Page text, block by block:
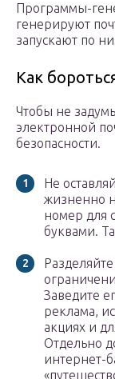
Программы-
генерируют
запускают по
Как
Чтобы не
электронной
безопасности.
Не
жизненно
номер для
буквами.
Заведите
реклама,
акциях и
Отдельно
интернет-